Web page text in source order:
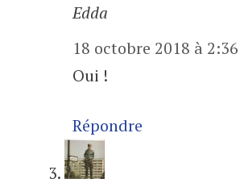
Edda
18 octobre 2018 à
Oui !
Répondre